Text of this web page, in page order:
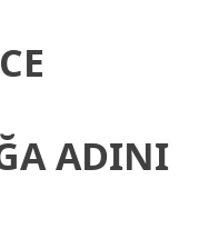
ADINI